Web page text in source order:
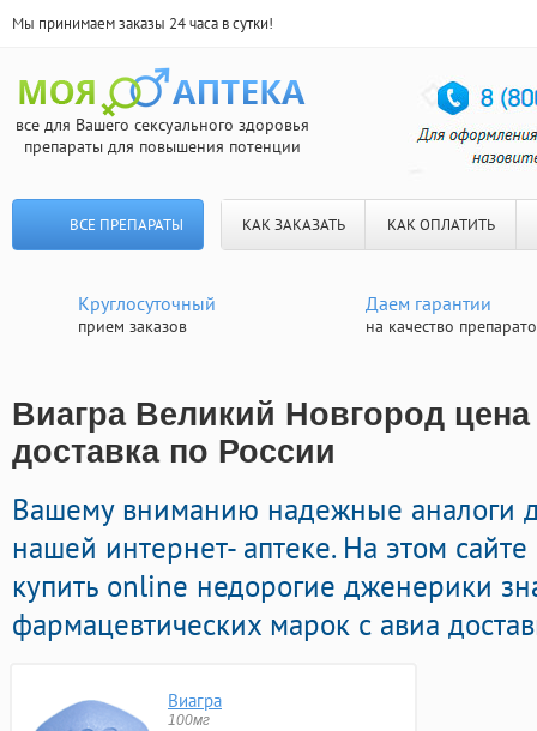
Мы принимаем заказы 24 часа в сутки!
все для Вашего сексуального здоровья
препараты для повышения потенции
ВСЕ ПРЕПАРАТЫ КАК ЗАКАЗАТЬ КАК ОПЛАТИТЬ
Круглосуточный
прием заказов
Даем гарантии
на качество
Виагра Великий Новгород
доставка по России
Вашему вниманию надежные аналоги
нашей интернет- аптеке. На этом
купить online недорогие дженерики
фармацевтических марок с авиа
Виагра
100мг